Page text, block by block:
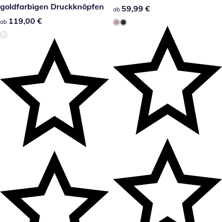
goldfarbigen Druckknöpfen
119,00 €
ab 119,00 €
59,99 €
ab 59,99 €